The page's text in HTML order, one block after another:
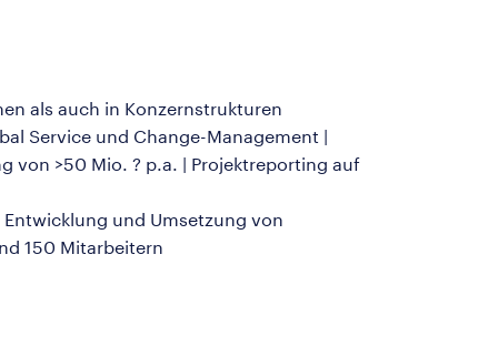
als auch in Konzernstrukturen
Service und Change-Management |
von >50 Mio. ? p.a. | Projektreporting auf
und Umsetzung von
150 Mitarbeitern